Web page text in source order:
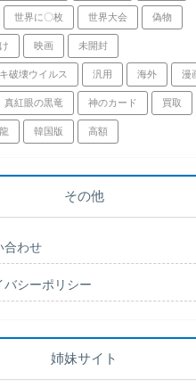
世界に〇枚 世界大会 偽物
映画 未開封
破壊ウイルス 汎用 海外 漫
真紅眼の黒竜 神のカード 買取
韓国版 高額
その他
合わせ
バシーポリシー
姉妹サイト